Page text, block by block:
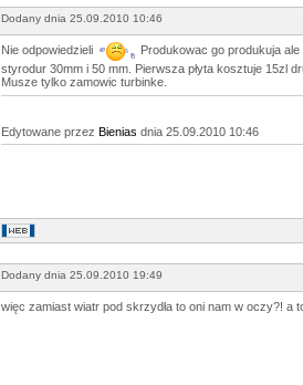
Dodany dnia 25.09.2010 10:46
Nie odpowiedzieli
Produkowac go produkuja
styrodur 30mm i 50 mm. Pierwsza płyta kosztuje 15zl
Musze tylko zamowic turbinke.
Edytowane przez Bienias dnia 25.09.2010 10:46
Dodany dnia 25.09.2010 19:49
więc zamiast wiatr pod skrzydła to oni nam w oczy?! a